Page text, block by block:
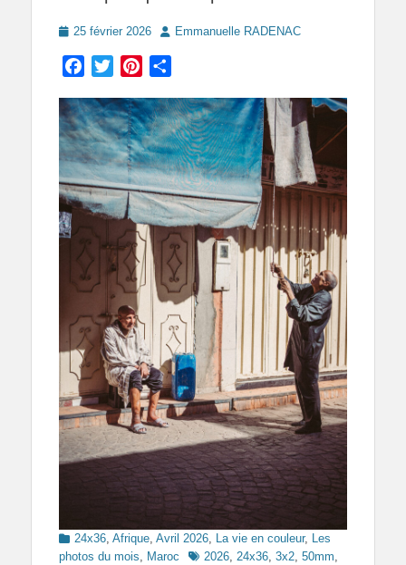
Posted
25 février 2026 AuthorEmmanuelle RADENAC
Facebook
TwitterPinterest
Categories
24x36, Afrique, Avril 2026, La vie en couleur, Les
photos du mois, Maroc Tags2026, 24x36, 3x2, 50mm,